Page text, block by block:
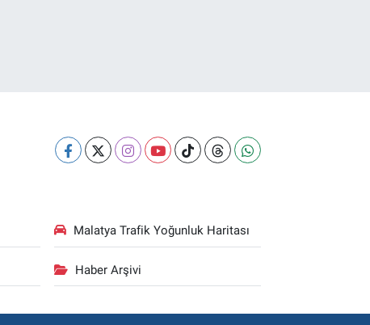
Malatya Trafik Yoğunluk Haritası
Haber Arşivi